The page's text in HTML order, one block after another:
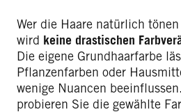
Wer die Haare natürlich
wird keine drastischen
Die eigene Grundhaarfarbe
Pflanzenfarben oder
wenige Nuancen
probieren Sie die gewählte